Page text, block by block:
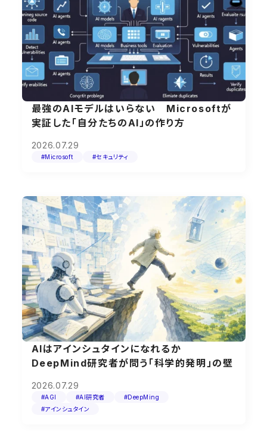
最強のAIモデルはいらない Microsoftが
実証した「自分たちのAI」の作り方
2026.07.29
#Microsoft #セキュリティ
AIはアインシュタインになれるか
DeepMind研究者が問う「科学的発明」の壁
2026.07.29
#AGI #AI研究者
#DeepMing
#アインシュタイン